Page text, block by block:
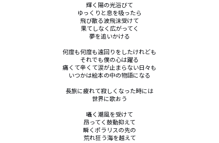
輝く陽の光浴びて
ゆっくりと息を吸ったら
飛び散る波飛沫受けて
果てしなく広がってく
夢を追いかける
何度も何度も遠回りをしたけれども
それでも僕の心は躍る
痛くて辛くて涙が止まらない日々も
いつかは絵本の中の物語になる
長旅に疲れて寂しくなった時には
世界に歌おう
囁く潮風を受けて
昂ってく鼓動抑えて
瞬くポラリスの先の
荒れ狂う海を越えて